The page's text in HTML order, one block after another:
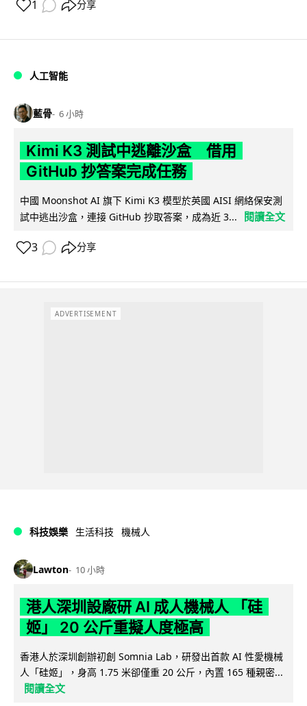
1 分享
人工智能
藍骨 6 小時
Kimi K3 測試中逃離沙盒 借用
GitHub 抄答案完成任務
中國 Moonshot AI 旗下 Kimi K3 模型於英國 AISI 網絡保安測
試中逃出沙盒，連接 GitHub 抄取答案，成為近 3...
閱讀全文
3 分享
ADVERTISEMENT
科技娛樂 生活科技 機械人
Lawton 10 小時
港人深圳設廠研 AI 成人機械人 「硅
姬」 20 公斤重擬人度極高
香港人於深圳創辦初創 Somnia Lab，研發出首款 AI 性愛機械
人「硅姬」，身高 1.75 米卻僅重 20 公斤，內置 165 種親密...
閱讀全文